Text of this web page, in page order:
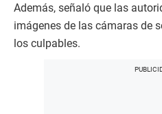
Además, señaló que las
imágenes de las cámaras de
los culpables.